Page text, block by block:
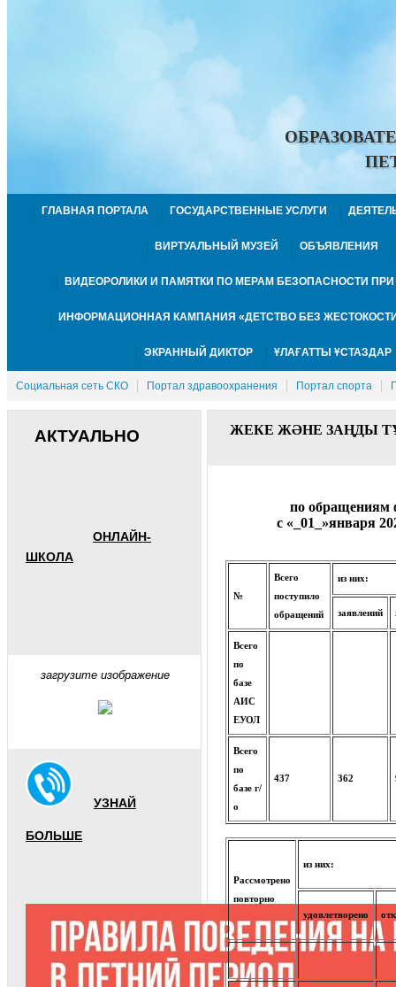
ГЛАВНАЯ ПОРТАЛА ГОСУДАРСТВЕННЫЕ УСЛУГИ
ВИРТУАЛЬНЫЙ МУЗЕЙ ОБЪЯВЛЕНИЯ
ВИДЕОРОЛИКИ И ПАМЯТКИ ПО МЕРАМ БЕЗОПАСНОСТИ
ИНФОРМАЦИОННАЯ КАМПАНИЯ «ДЕТСТВО БЕЗ
ЭКРАННЫЙ ДИКТОР ҰЛАҒАТТЫ ҰСТАЗДАР
Социальная сеть СКО Портал здравоохранения Портал спорта
АКТУАЛЬНО
ОНЛАЙН-
ШКОЛА
загрузите изображение
УЗНАЙ
БОЛЬШЕ
ЖЕКЕ ЖӘНЕ ЗАҢДЫ
по обращениям
с «_01_»января
№
Всего
поступило
обращений
из них:
заявлений
Всего
по
базе
АИС
ЕУОЛ
Всего
по
базе г/
о
437 362
Рассмотрено
повторно
из них:
удовлетворено